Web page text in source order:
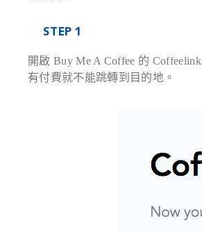
STEP 1
開啟 Buy Me A Coffee 的
有付費就不能跳轉到目的地。